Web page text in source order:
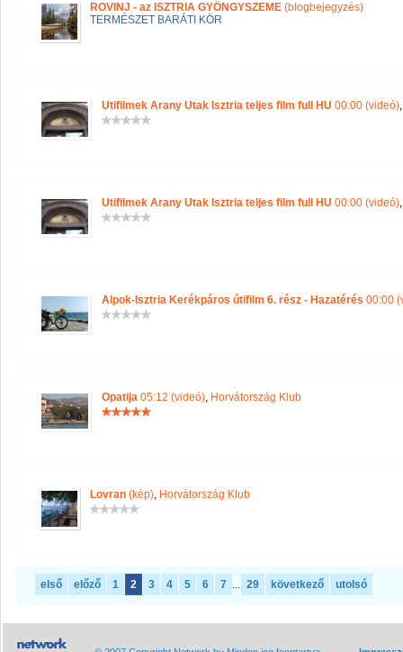
ROVINJ - az ISZTRIA GYÖNGYSZEME (blogbejegyzés)
TERMÉSZET BARÁTI KÖR
Utifilmek Arany Utak Isztria teljes film full HU 00:00 (videó)
Utifilmek Arany Utak Isztria teljes film full HU 00:00 (videó)
Alpok-Isztria Kerékpáros útifilm 6. rész - Hazatérés 00:00
Opatija 05:12 (videó), Horvátország Klub
Lovran (kép), Horvátország Klub
első előző 1 2 3 4 5 6 7 ... 29 következő utolsó